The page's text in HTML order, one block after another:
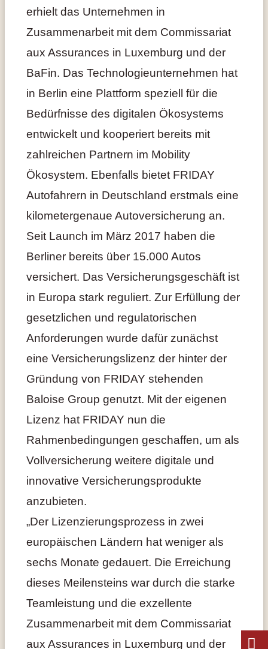
erhielt das Unternehmen in
Zusammenarbeit mit dem Commissariat
aux Assurances in Luxemburg und der
BaFin. Das Technologieunternehmen hat
in Berlin eine Plattform speziell für die
Bedürfnisse des digitalen Ökosystems
entwickelt und kooperiert bereits mit
zahlreichen Partnern im Mobility
Ökosystem. Ebenfalls bietet FRIDAY
Autofahrern in Deutschland erstmals eine
kilometergenaue Autoversicherung an.
Seit Launch im März 2017 haben die
Berliner bereits über 15.000 Autos
versichert. Das Versicherungsgeschäft ist
in Europa stark reguliert. Zur Erfüllung der
gesetzlichen und regulatorischen
Anforderungen wurde dafür zunächst
eine Versicherungslizenz der hinter der
Gründung von FRIDAY stehenden
Baloise Group genutzt. Mit der eigenen
Lizenz hat FRIDAY nun die
Rahmenbedingungen geschaffen, um als
Vollversicherung weitere digitale und
innovative Versicherungsprodukte
anzubieten.
„Der Lizenzierungsprozess in zwei
europäischen Ländern hat weniger als
sechs Monate gedauert. Die Erreichung
dieses Meilensteins war durch die starke
Teamleistung und die exzellente
Zusammenarbeit mit dem Commissariat
aux Assurances in Luxemburg und der